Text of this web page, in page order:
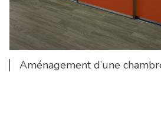
Aménagement d’une